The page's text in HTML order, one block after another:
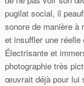
pugilat social, il
sonore de manière à
et insuffler une
Électrisante et
photographie très
œuvrait déjà pour lui